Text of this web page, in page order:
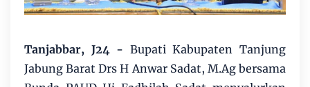
Tanjabbar, J24 - Bupati Kabupaten Tanjung
Jabung Barat Drs H Anwar Sadat, M.Ag bersama